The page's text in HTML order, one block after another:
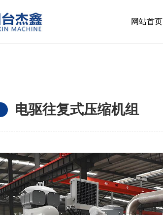
网站首页
电驱往复式压缩机组